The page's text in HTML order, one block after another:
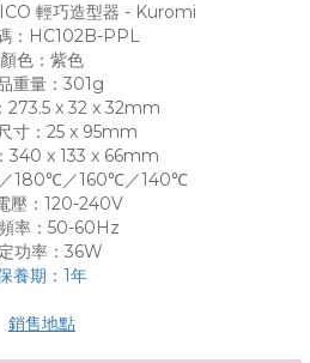
輕巧造型器 - Kuromi
：HC102B-PPL
顏色：紫色
重量：301g
273.5 x 32 x 32mm
寸：25 x 95mm
340 x 133 x 66mm
180℃／160℃／140℃
壓：120-240V
率：50-60Hz
功率：36W
養期：1年
銷售地點